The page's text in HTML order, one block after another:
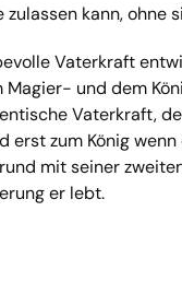
kann, ohne
Vaterkraft
Magier- und dem
Vaterkraft,
erst zum König
mit seiner
er lebt.